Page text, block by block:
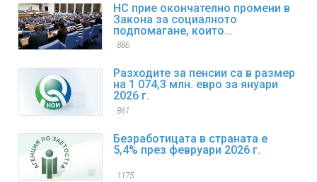
НС прие окончателно промени в
Закона за социалното
подпомагане, които
регламентират коледните и
886
Разходите за пенсии са в размер
на 1 074,3 млн. евро за януари
2026 г.
861
Безработицата в страната е
5,4% през февруари 2026 г.
1175